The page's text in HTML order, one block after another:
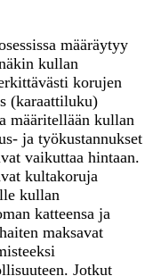
määräytyy
kullan
korujen
(karaattiluku)
määritellään kullan
ja työkustannukset
vaikuttaa hintaan.
kultakoruja
kullan
katteensa ja
maksavat
Jotkut